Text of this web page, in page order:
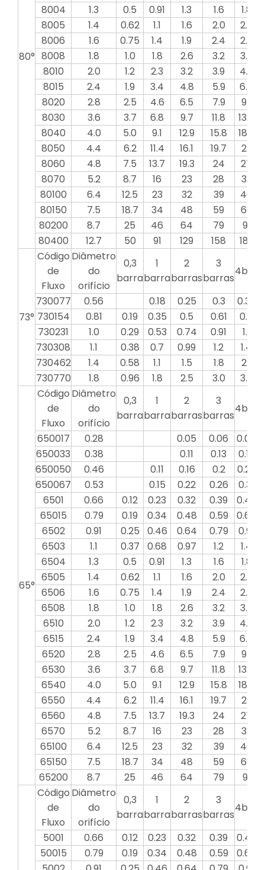
80°
8004
1.3 0.5 0.91 1.3 1.6 1.8
8005
1.4 0.62 1.1 1.6 2.0 2.3
8006
1.6 0.75 1.4 1.9 2.4 2.7
8008
1.8 1.0 1.8 2.6 3.2 3.6
8010
2.0 1.2 2.3 3.2 3.9 4.6
8015
2.4 1.9 3.4 4.8 5.9 6.8
8020
2.8 2.5 4.6 6.5 7.9 9.1
8030
3.6 3.7 6.8 9.7 11.8 13.7
8040
4.0 5.0 9.1 12.9 15.8 18.2
8050
4.4 6.2 11.4 16.1 19.7 23
8060
4.8 7.5 13.7 19.3 24
27
8070
5.2 8.7 16 23 28 32
80100
6.4 12.5 23 32 39
46
80150
7.5 18.7 34 48 59 68
80200
8.7 25 46 64 79 91
80400
12.7 50 91 129 158 182
73°
Código
de
Fluxo
Diâmetro
do
orifício
0,3
barra
1
barra
2
barras
3
barras
4bar
730077 0.56 0.18 0.25 0.3 0.35
730154
0.81 0.19 0.35 0.5 0.61 0.7
730231
1.0 0.29 0.53 0.74 0.91 1.1
730308
1.1 0.38 0.7 0.99 1.2 1.4
730462
1.4 0.58 1.1 1.5 1.8 2.1
730770
1.8 0.96 1.8 2.5 3.0 3.5
65°
Código
de
Fluxo
Diâmetro
do
orifício
0,3
barra
1
barra
2
barras
3
barras
4bar
650017 0.28 0.05 0.06 0.07
650033
0.38 0.11 0.13 0.15
650050
0.46 0.11 0.16 0.2 0.23
650067
0.53 0.15 0.22 0.26 0.31
6501
0.66 0.12 0.23 0.32 0.39 0.46
65015
0.79 0.19 0.34 0.48 0.59 0.68
6502
0.91 0.25 0.46 0.64 0.79 0.91
6503
1.1 0.37 0.68 0.97 1.2 1.4
6504
1.3 0.5 0.91 1.3 1.6 1.8
6505
1.4 0.62 1.1 1.6 2.0 2.3
6506
1.6 0.75 1.4 1.9 2.4 2.7
6508
1.8 1.0 1.8 2.6 3.2 3.6
6510
2.0 1.2 2.3 3.2 3.9 4.6
6515
2.4 1.9 3.4 4.8 5.9 6.8
6520
2.8 2.5 4.6 6.5 7.9 9.1
6530
3.6 3.7 6.8 9.7 11.8 13.7
6540
4.0 5.0 9.1 12.9 15.8 18.2
6550
4.4 6.2 11.4 16.1 19.7 23
6560
4.8 7.5 13.7 19.3 24
27
6570
5.2 8.7 16 23 28 32
65100
6.4 12.5 23 32 39
46
65150
7.5 18.7 34 48 59 68
65200
8.7 25 46 64 79 91
Código
de
Fluxo
Diâmetro
do
orifício
0,3
barra
1
barra
2
barras
3
barras
4bar
5001 0.66 0.12 0.23 0.32 0.39 0.46
50015
0.79 0.19 0.34 0.48 0.59 0.68